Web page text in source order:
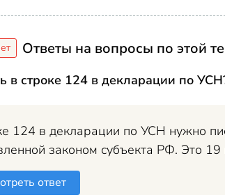
Ответы на вопросы по этой
в строке 124 в декларации по
124 в декларации по УСН нужно
законом субъекта РФ. Это
ответ